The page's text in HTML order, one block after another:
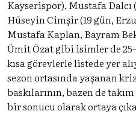
Kayserispor), Mustafa Dalcı
Hüseyin Cimşir (19 gün,
Mustafa Kaplan, Bayram
Ümit Özat gibi isimler de
kısa görevlerle listede yer
sezon ortasında yaşanan
baskılarının, bazen de
bir sonucu olarak ortaya